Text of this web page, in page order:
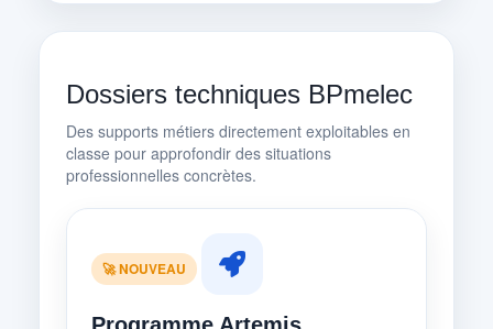
Dossiers techniques BPmelec
Des supports métiers directement exploitables en
classe pour approfondir des situations
professionnelles concrètes.
🚀 NOUVEAU